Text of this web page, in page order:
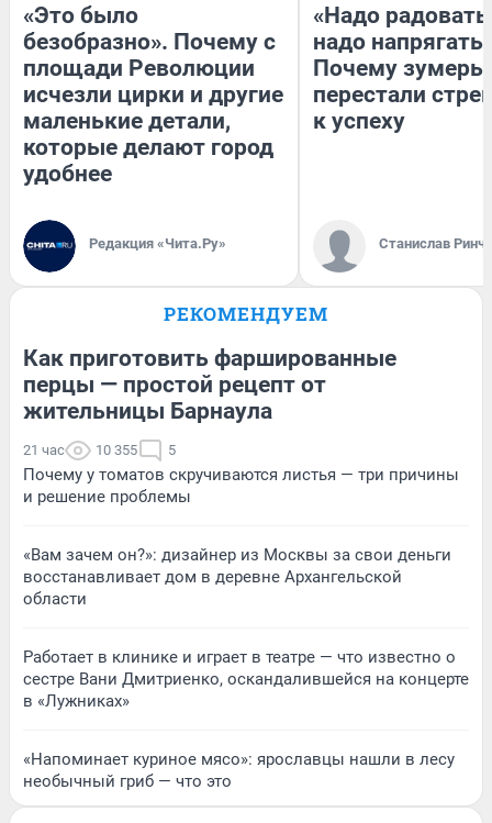
«Это было
безобразно». Почему с
площади Революции
исчезли цирки и другие
маленькие детали,
которые делают город
удобнее
Редакция «Чита.Ру»
«Надо
надо
Почему зумеры
перестали
к успеху
Станислав
РЕКОМЕНДУЕМ
Как приготовить фаршированные
перцы — простой рецепт от
жительницы Барнаула
21 час 10 355 5
Почему у томатов скручиваются листья — три причины
и решение проблемы
«Вам зачем он?»: дизайнер из Москвы за свои деньги
восстанавливает дом в деревне Архангельской
области
Работает в клинике и играет в театре — что известно о
сестре Вани Дмитриенко, оскандалившейся на концерте
в «Лужниках»
«Напоминает куриное мясо»: ярославцы нашли в лесу
необычный гриб — что это